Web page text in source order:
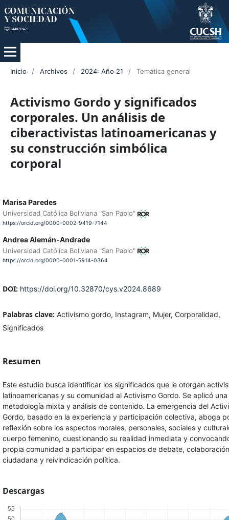
Inicio / Archivos / 2024: Año 21 / Temática general
Activismo Gordo y significados
corporales. Un análisis de
ciberactivistas latinoamericanas y
su construcción simbólica
corporal
Marisa Paredes
Universidad Católica Boliviana "San Pablo"
https://orcid.org/0000-0002-9419-7144
Andrea Alemán-Andrade
Universidad Católica Boliviana "San Pablo"
https://orcid.org/0000-0001-5914-0364
DOI: https://doi.org/10.32870/cys.v2024.8689
Palabras clave: Activismo gordo, Instagram, Mujer, Corporalidad,
Significados
Resumen
Este estudio busca identificar los significados que le otorgan
latinoamericanas y su comunidad al Activismo Gordo. Se aplicó una
metodología mixta y análisis de contenido. La emergencia del
Gordo, basado en la experiencia y participación colectiva, aboga
reflexión sobre los aspectos morales, personales, sociales y
cuerpo femenino, cuestionando su realidad inmediata y
propia comunidad a participar en espacios de debate, colaboración
ciudadana y reivindicación política.
Descargas